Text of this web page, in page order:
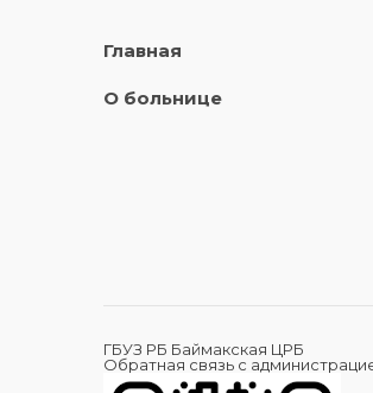
Главная
О больнице
ГБУЗ РБ Баймакская ЦРБ
Обратная связь с